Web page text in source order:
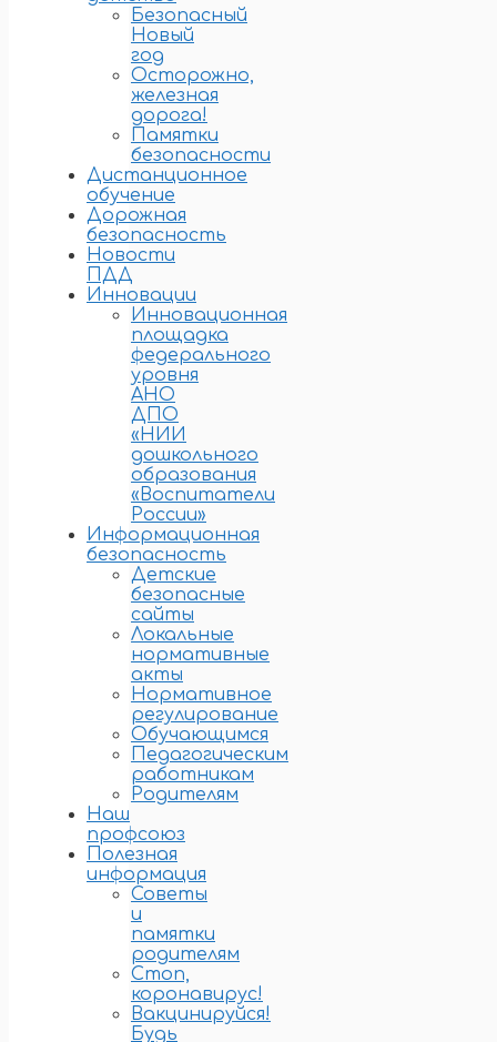
Безопасный
Новый
год
Осторожно,
железная
дорога!
Памятки
безопасности
Дистанционное
обучение
Дорожная
безопасность
Новости
ПДД
Инновации
Инновационная
площадка
федерального
уровня
АНО
ДПО
«НИИ
дошкольного
образования
«Воспитатели
России»
Информационная
безопасность
Детские
безопасные
сайты
Локальные
нормативные
акты
Нормативное
регулирование
Обучающимся
Педагогическим
работникам
Родителям
Наш
профсоюз
Полезная
информация
Советы
и
памятки
родителям
Стоп,
коронавирус!
Вакцинируйся!
Будь